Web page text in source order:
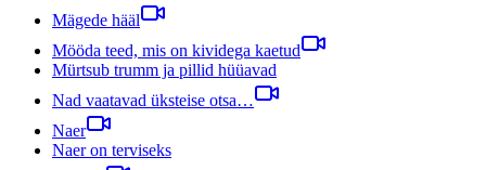
Mägede hääl
Mööda teed, mis on kividega kaetud
Mürtsub trumm ja pillid hüüavad
Nad vaatavad üksteise otsa…
Naer
Naer on terviseks